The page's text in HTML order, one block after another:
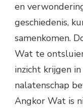
en
geschiedenis,
samenkomen.
Wat te
inzicht krijgen
nalatenschap
Angkor Wat is